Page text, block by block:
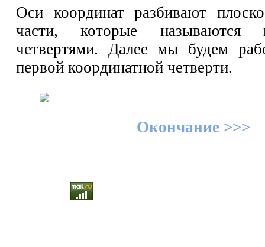
Оси координат разбивают
части, которые называются
четвертями. Далее мы будем
первой координатной четверти.
Окончание >>>